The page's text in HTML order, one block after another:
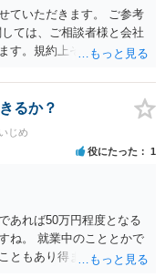
解金が入ります。 勝訴
もらいます。任意に支払
どの財産を差押えます。
護士報酬は自由化されて
は変わってきます。
ていただきます。 ご参考
ては、ご相談者様と会社
す。規約上そのような合
った場合には録音等の証
られない可能性がござい
いるのにもかかわらず支
ので請求可能かと存じま
時間外労働があったこと
るかと存じます。 ④パワ
内容によって判断が分か
等を確認する必要がある
る意思がないのであれば
な解雇である場合には解
答としては以上になりま
るか？
じめ
役にたった 1
あれば50万円程度となる
ね。 就業中のこととかで
ともあり得ます。